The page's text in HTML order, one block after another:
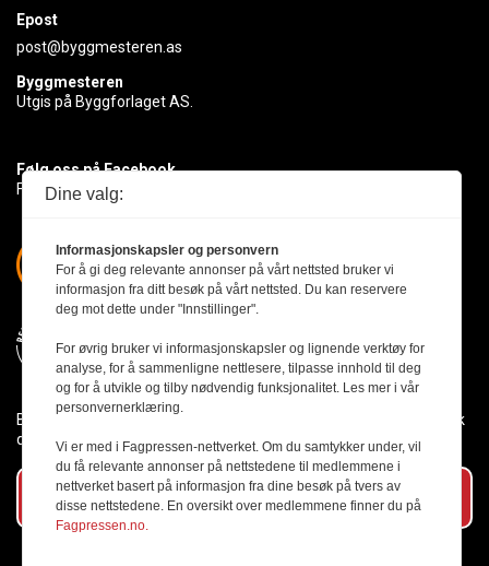
Epost
post@byggmesteren.as
Byggmesteren
Utgis på Byggforlaget AS.
Følg oss på Facebook
Få med deg det siste innen byggebransjen
Byggmesteren følger Vær Varsom-plakaten og presseetikken slik
den er nedfelt i Redaktørplakaten.
Abonner på vårt nyhetsbrev
Dine valg:
Informasjonskapsler og personvern
For å gi deg relevante annonser på vårt nettsted bruker vi
informasjon fra ditt besøk på vårt nettsted. Du kan reservere
deg mot dette under "Innstillinger".
For øvrig bruker vi informasjonskapsler og lignende verktøy for
analyse, for å sammenligne nettlesere, tilpasse innhold til deg
og for å utvikle og tilby nødvendig funksjonalitet. Les mer i vår
personvernerklæring.
Vi er med i Fagpressen-nettverket. Om du samtykker under, vil
du få relevante annonser på nettstedene til medlemmene i
nettverket basert på informasjon fra dine besøk på tvers av
disse nettstedene. En oversikt over medlemmene finner du på
Fagpressen.no.